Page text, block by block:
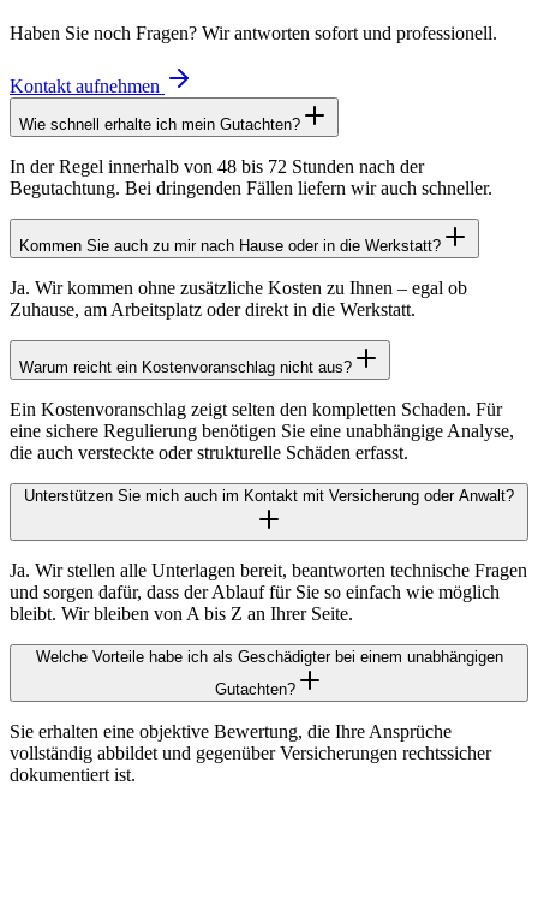
Haben Sie noch Fragen? Wir antworten sofort und professionell.
Kontakt aufnehmen
Wie schnell erhalte ich mein Gutachten?
In der Regel innerhalb von 48 bis 72 Stunden nach der
Begutachtung. Bei dringenden Fällen liefern wir auch schneller.
Kommen Sie auch zu mir nach Hause oder in die Werkstatt?
Ja. Wir kommen ohne zusätzliche Kosten zu Ihnen – egal ob
Zuhause, am Arbeitsplatz oder direkt in die Werkstatt.
Warum reicht ein Kostenvoranschlag nicht aus?
Ein Kostenvoranschlag zeigt selten den kompletten Schaden. Für
eine sichere Regulierung benötigen Sie eine unabhängige Analyse,
die auch versteckte oder strukturelle Schäden erfasst.
Unterstützen Sie mich auch im Kontakt mit Versicherung oder Anwalt?
Ja. Wir stellen alle Unterlagen bereit, beantworten technische Fragen
und sorgen dafür, dass der Ablauf für Sie so einfach wie möglich
bleibt. Wir bleiben von A bis Z an Ihrer Seite.
Welche Vorteile habe ich als Geschädigter bei einem unabhängigen
Gutachten?
Sie erhalten eine objektive Bewertung, die Ihre Ansprüche
vollständig abbildet und gegenüber Versicherungen rechtssicher
dokumentiert ist.